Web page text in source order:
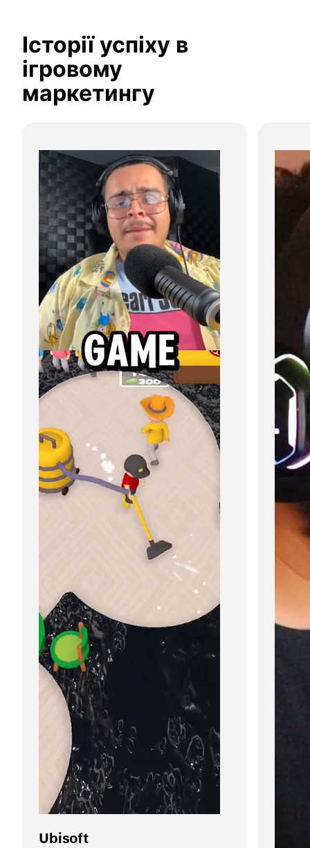
Історії успіху в
ігровому
маркетингу
Ubisoft